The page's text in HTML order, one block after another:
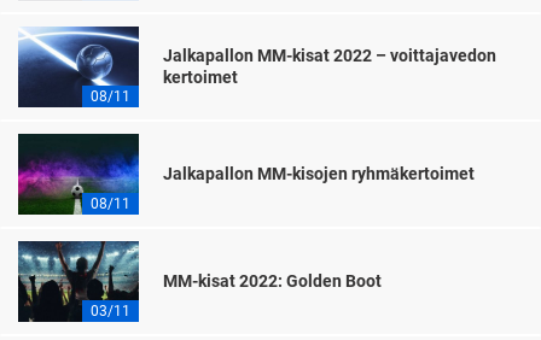
08/11
Jalkapallon MM-kisat 2022 – voittajavedon
kertoimet
08/11
Jalkapallon MM-kisojen ryhmäkertoimet
03/11
MM-kisat 2022: Golden Boot